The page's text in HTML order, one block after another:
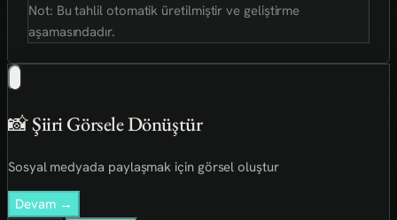
Not: Bu tahlil otomatik üretilmiştir ve geliştirme
aşamasındadır.
📸 Şiiri Görsele Dönüştür
Sosyal medyada paylaşmak için görsel oluştur
Devam →